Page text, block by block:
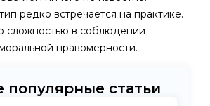
редко встречается на практике.
сложностью в соблюдении
правомерности.
популярные статьи